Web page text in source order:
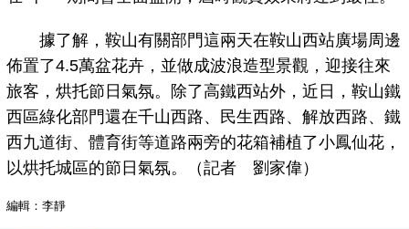
據了解，鞍山有關部門這兩天在鞍山西站廣場周邊
佈置了4.5萬盆花卉，並做成波浪造型景觀，迎接往來
旅客，烘托節日氣氛。除了高鐵西站外，近日，鞍山鐵
西區綠化部門還在千山西路、民生西路、解放西路、鐵
西九道街、體育街等道路兩旁的花箱補植了小鳳仙花，
以烘托城區的節日氣氛。（記者 劉家偉）
編輯：李靜